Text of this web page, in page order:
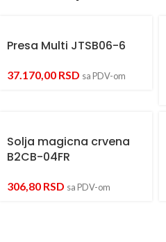
Presa Multi JTSB06-6
37.170,00 RSD sa PDV-om
Solja magicna crvena
B2CB-04FR
306,80 RSD sa PDV-om